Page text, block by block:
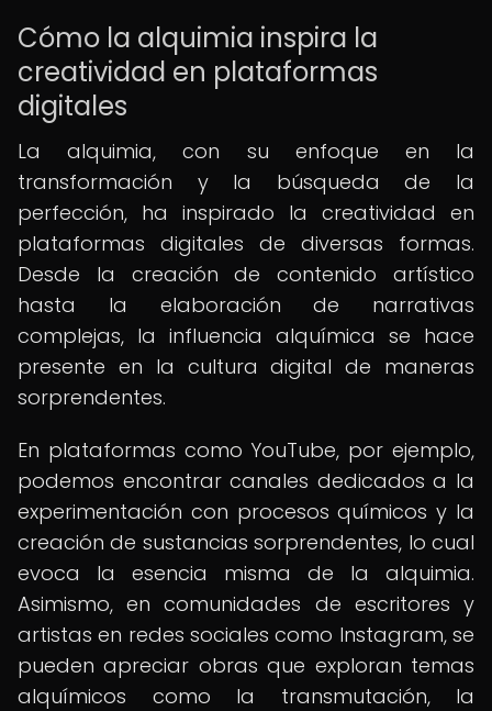
Cómo la alquimia inspira la
creatividad en plataformas
digitales
La alquimia, con su enfoque en la
transformación y la búsqueda de la
perfección, ha inspirado la creatividad en
plataformas digitales de diversas formas.
Desde la creación de contenido artístico
hasta la elaboración de narrativas
complejas, la influencia alquímica se hace
presente en la cultura digital de maneras
sorprendentes.
En plataformas como YouTube, por ejemplo,
podemos encontrar canales dedicados a la
experimentación con procesos químicos y la
creación de sustancias sorprendentes, lo cual
evoca la esencia misma de la alquimia.
Asimismo, en comunidades de escritores y
artistas en redes sociales como Instagram, se
pueden apreciar obras que exploran temas
alquímicos como la transmutación, la